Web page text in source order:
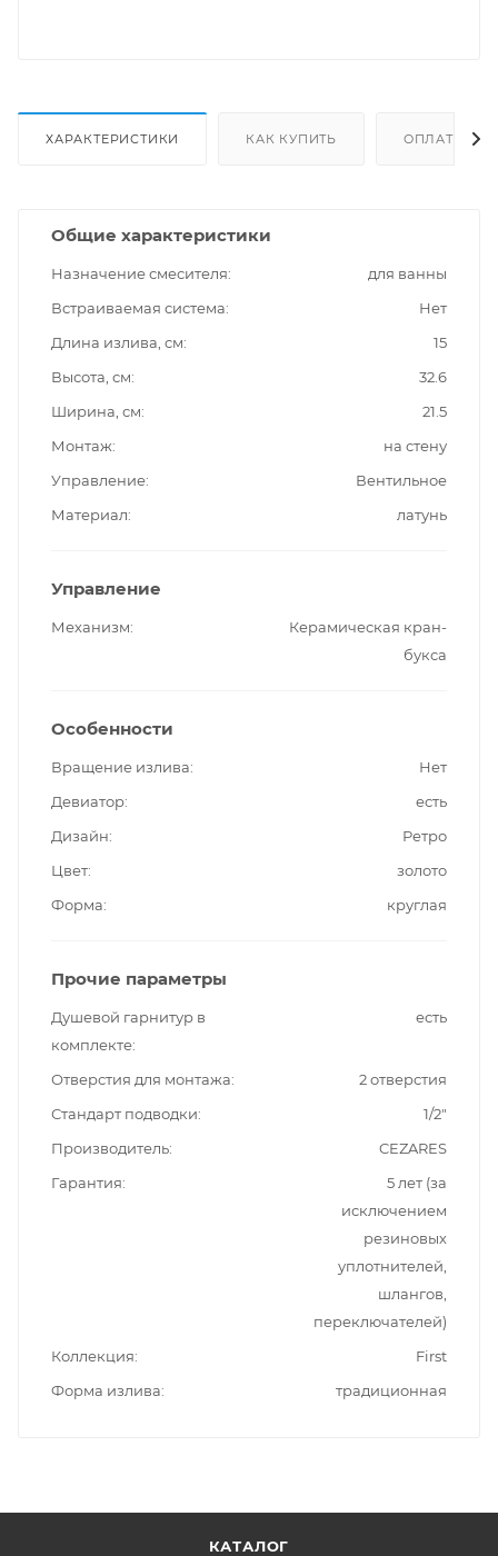
ХАРАКТЕРИСТИКИ КАК КУПИТЬ ОПЛАТА
Общие характеристики
Назначение смесителя
для ванны
Встраиваемая система
Нет
Длина излива, см
15
Высота, см
32.6
Ширина, см
21.5
Монтаж
на стену
Управление
Вентильное
Материал
латунь
Управление
Механизм
Керамическая кран-
букса
Особенности
Вращение излива
Нет
Девиатор
есть
Дизайн
Ретро
Цвет
золото
Форма
круглая
Прочие параметры
Душевой гарнитур в
комплекте
есть
Отверстия для монтажа
2 отверстия
Стандарт подводки
1/2"
Производитель
CEZARES
Гарантия
5 лет (за
исключением
резиновых
уплотнителей,
шлангов,
переключателей)
Коллекция
First
Форма излива
традиционная
КАТАЛОГ